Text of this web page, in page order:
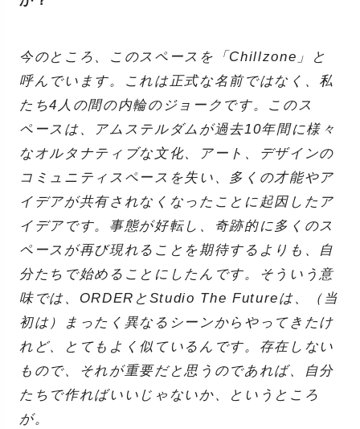
今のところ、このスペースを「Chillzone」と
呼んでいます。これは正式な名前ではなく、私
たち4人の間の内輪のジョークです。このス
ペースは、アムステルダムが過去10年間に様々
なオルタナティブな文化、アート、デザインの
コミュニティスペースを失い、多くの才能やア
イデアが共有されなくなったことに起因したア
イデアです。事態が好転し、奇跡的に多くのス
ペースが再び現れることを期待するよりも、自
分たちで始めることにしたんです。そういう意
味では、ORDERとStudio The Futureは、（当
初は）まったく異なるシーンからやってきたけ
れど、とてもよく似ているんです。存在しない
もので、それが重要だと思うのであれば、自分
たちで作ればいいじゃないか、というところ
が。